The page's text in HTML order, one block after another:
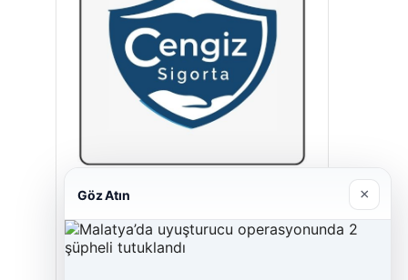
Cengiz Sigorta
23/06/2026
Göz Atın ×